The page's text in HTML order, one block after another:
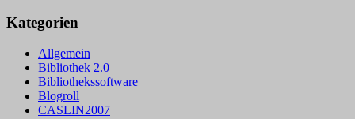
Kategorien
Allgemein
Bibliothek 2.0
Bibliothekssoftware
Blogroll
CASLIN2007